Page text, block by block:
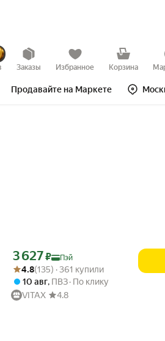
Заказы Избранное Корзина
Продавайте на Маркете
Цена с картой Яндекс Пэй 3627 ₽ вместо
3 627₽
Пэй
Рейтинг товара: 4.8 из 5
Оценок: (135) · 361 купили
4.8(135) · 361 купили
10 авг, ПВЗ По клику
VITAX
4.8